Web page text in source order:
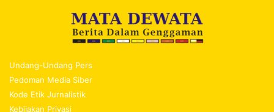
Undang-Undang Pers
Pedoman Media Siber
Kode Etik Jurnalistik
Kebijakan Privasi